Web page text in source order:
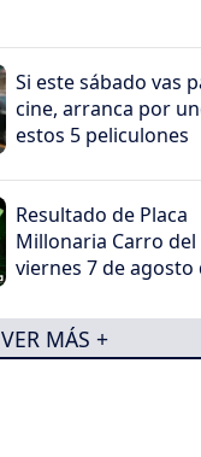
Si este sábado vas
cine, arranca por
estos 5 peliculones
Resultado de Placa
Millonaria Carro del
viernes 7 de agosto
VER MÁS +